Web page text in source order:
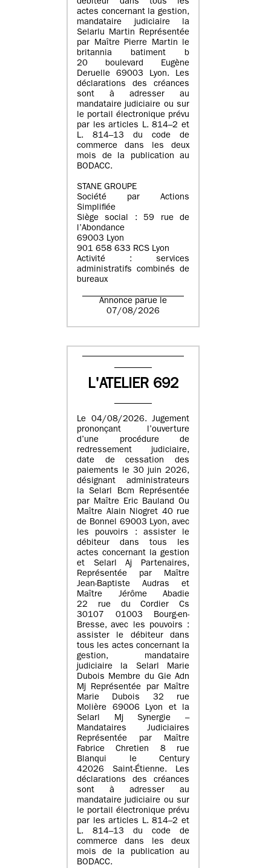
débiteur dans tous les
actes concernant la gestion,
mandataire judiciaire la
Selarlu Martin Représentée
par Maître Pierre Martin le
britannia batiment b
20 boulevard Eugène
Deruelle 69003 Lyon. Les
déclarations des créances
sont à adresser au
mandataire judiciaire ou sur
le portail électronique prévu
par les articles L. 814–2 et
L. 814–13 du code de
commerce dans les deux
mois de la publication au
BODACC.
STANE GROUPE
Société par Actions
Simplifiée
Siège social : 59 rue de
l’Abondance
69003 Lyon
901 658 633 RCS Lyon
Activité : services
administratifs combinés de
bureaux
Annonce parue le
07/08/2026
L'ATELIER 692
Le 04/08/2026. Jugement
prononçant l’ouverture
d’une procédure de
redressement judiciaire,
date de cessation des
paiements le 30 juin 2026,
désignant administrateurs
la Selarl Bcm Représentée
par Maître Eric Bauland Ou
Maître Alain Niogret 40 rue
de Bonnel 69003 Lyon, avec
les pouvoirs : assister le
débiteur dans tous les
actes concernant la gestion
et Selarl Aj Partenaires,
Représentée par Maître
Jean-Baptiste Audras et
Maître Jérôme Abadie
22 rue du Cordier Cs
30107 01003 Bourg-en-
Bresse, avec les pouvoirs :
assister le débiteur dans
tous les actes concernant la
gestion, mandataire
judiciaire la Selarl Marie
Dubois Membre du Gie Adn
Mj Représentée par Maître
Marie Dubois 32 rue
Molière 69006 Lyon et la
Selarl Mj Synergie –
Mandataires Judiciaires
Représentée par Maître
Fabrice Chretien 8 rue
Blanqui le Century
42026 Saint-Étienne. Les
déclarations des créances
sont à adresser au
mandataire judiciaire ou sur
le portail électronique prévu
par les articles L. 814–2 et
L. 814–13 du code de
commerce dans les deux
mois de la publication au
BODACC.